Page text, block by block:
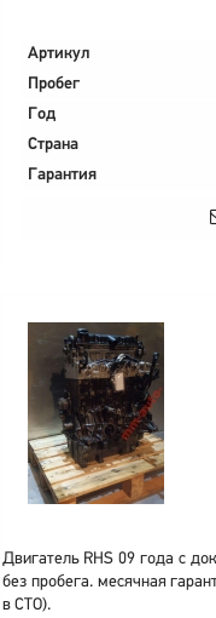
Артикул
Пробег
Год
Страна
Гарантия
Двигатель RHS 09 года с
без пробега. месячная
в СТО).